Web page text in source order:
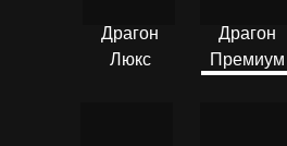
Драгон
Люкс
Драгон
Премиум